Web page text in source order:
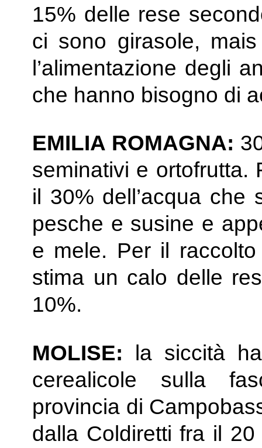
15% delle rese
ci sono girasole,
l’alimentazione degli
che hanno bisogno di
EMILIA ROMAGNA:
seminativi e ortofrutta.
il 30% dell’acqua che
pesche e susine e
e mele. Per il
stima un calo delle
10%.
MOLISE: la siccità
cerealicole sulla
provincia di
dalla Coldiretti fra il